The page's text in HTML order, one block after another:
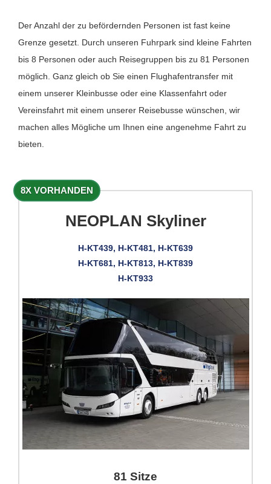
Der Anzahl der zu befördernden Personen ist fast keine
Grenze gesetzt. Durch unseren Fuhrpark sind kleine Fahrten
bis 8 Personen oder auch Reisegruppen bis zu 81 Personen
möglich. Ganz gleich ob Sie einen Flughafentransfer mit
einem unserer Kleinbusse oder eine Klassenfahrt oder
Vereinsfahrt mit einem unserer Reisebusse wünschen, wir
machen alles Mögliche um Ihnen eine angenehme Fahrt zu
bieten.
8X VORHANDEN
NEOPLAN Skyliner
H-KT439, H-KT481, H-KT639
H-KT681, H-KT813, H-KT839
H-KT933
81 Sitze